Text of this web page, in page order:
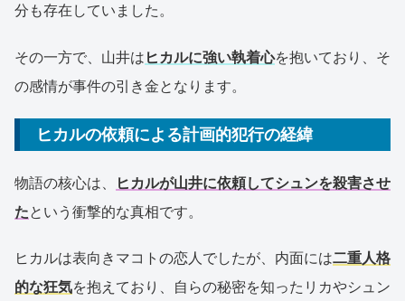
分も存在していました。
その一方で、山井は ヒカルに強い執着心を抱いており、そ
の感情が事件の引き金となります。
ヒカルの依頼による計画的犯行の経緯
物語の核心は、
ヒカルが山井に依頼してシュンを殺害させ
たという衝撃的な真相です。
ヒカルは表向きマコトの恋人でしたが、内面には二重人格
的な狂気を抱えており、自らの秘密を知ったリカやシュン